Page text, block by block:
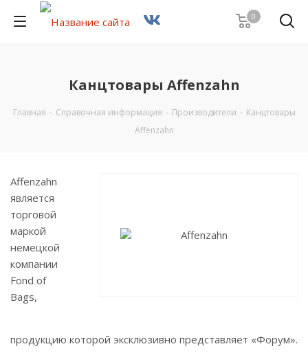
0
Канцтовары Affenzahn
Главная - Справочная информация - Производители - Канцтовары
Affenzahn
Affenzahn
является
торговой
маркой
немецкой
компании
Fond of
Bags,
продукцию которой эксклюзивно представляет «Форум».